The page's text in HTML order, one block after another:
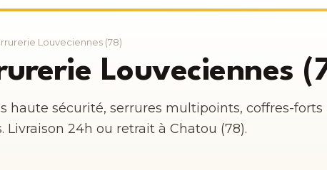
Louveciennes (78)
Louveciennes
haute sécurité, serrures multipoints, coffres-
Livraison 24h ou retrait à Chatou (78).